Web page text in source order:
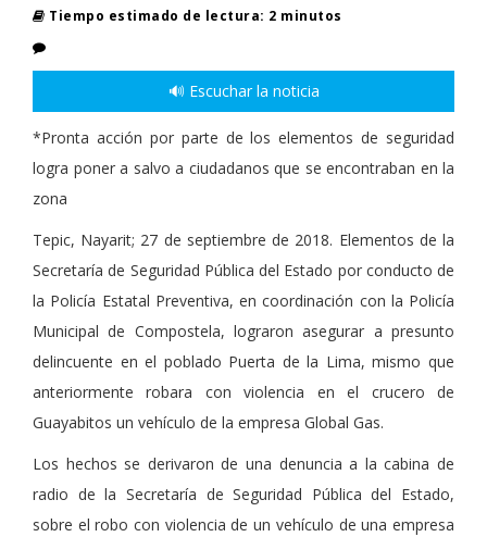
Tiempo estimado de lectura: 2 minutos
🔊 Escuchar la noticia
*Pronta acción por parte de los elementos de seguridad
logra poner a salvo a ciudadanos que se encontraban en la
zona
Tepic, Nayarit; 27 de septiembre de 2018. Elementos de la
Secretaría de Seguridad Pública del Estado por conducto de
la Policía Estatal Preventiva, en coordinación con la Policía
Municipal de Compostela, lograron asegurar a presunto
delincuente en el poblado Puerta de la Lima, mismo que
anteriormente robara con violencia en el crucero de
Guayabitos un vehículo de la empresa Global Gas.
Los hechos se derivaron de una denuncia a la cabina de
radio de la Secretaría de Seguridad Pública del Estado,
sobre el robo con violencia de un vehículo de una empresa